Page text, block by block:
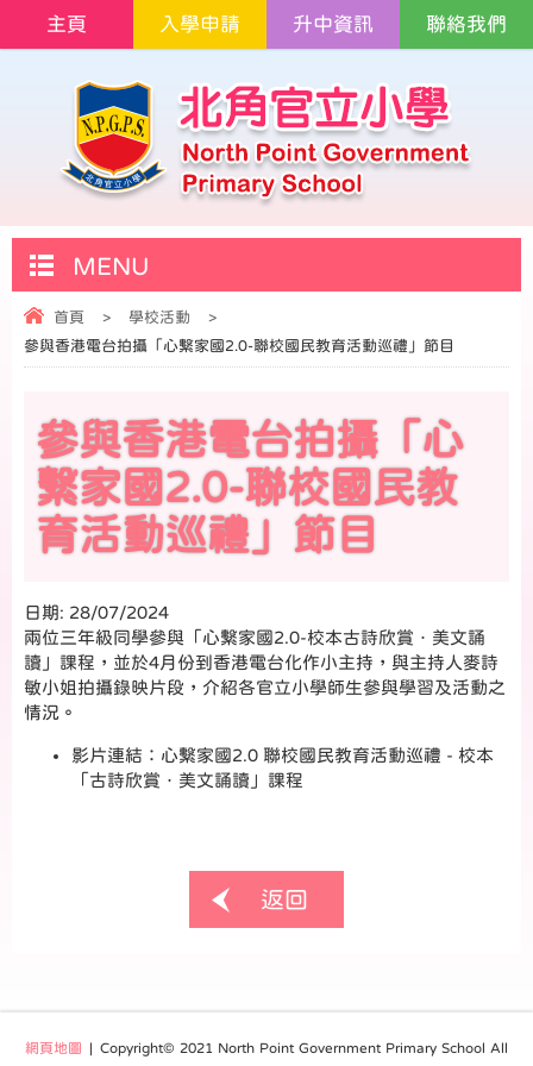
主頁 入學申請 升中資訊 聯絡我們
MENU
首頁 > 學校活動
>
參與香港電台拍攝「心繫家國2.0-聯校國民教育活動巡禮」節目
參與香港電台拍攝「心
繫家國2.0-聯校國民教
育活動巡禮」節目
日期: 28/07/2024
兩位三年級同學參與「心繫家國2.0-校本古詩欣賞．美文誦
讀」課程，並於4月份到香港電台化作小主持，與主持人麥詩
敏小姐拍攝錄映片段，介紹各官立小學師生參與學習及活動之
情況。
影片連結：心繫家國2.0 聯校國民教育活動巡禮 - 校本
「古詩欣賞．美文誦讀」課程
返回
網頁地圖 | Copyright© 2021 North Point Government Primary School All